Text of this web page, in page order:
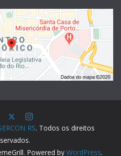
RS. Todos os direitos
Powered by WordPress.